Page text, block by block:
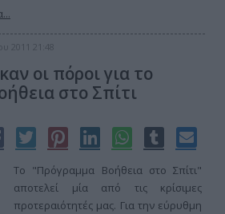
2011 21:48
οι πόροι για το
στο Σπίτι
Το "Πρόγραμμα Βοήθεια στο Σπίτι"
αποτελεί μία από τις κρίσιμες
προτεραιότητές μας. Για την εύρυθμη